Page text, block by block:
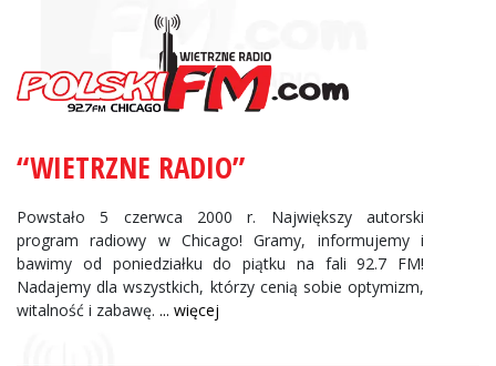
“WIETRZNE RADIO”
Powstało 5 czerwca 2000 r. Największy autorski
program radiowy w Chicago! Gramy, informujemy i
bawimy od poniedziałku do piątku na fali 92.7 FM!
Nadajemy dla wszystkich, którzy cenią sobie optymizm,
witalność i zabawę. ... więcej